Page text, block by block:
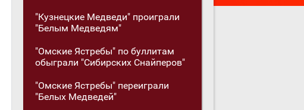
"Кузнецкие Медведи" проиграли
"Белым Медведям"
"Омские Ястребы" по буллитам
обыграли "Сибирских Снайперов"
"Омские Ястребы" переиграли
"Белых Медведей"